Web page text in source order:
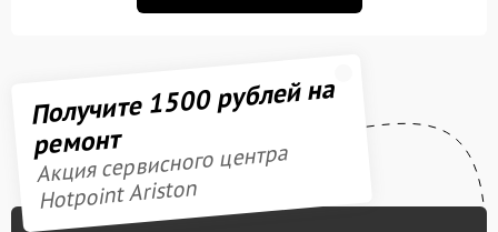
Получите 1500 рублей на
ремонт
Акция сервисного центра
Hotpoint Ariston